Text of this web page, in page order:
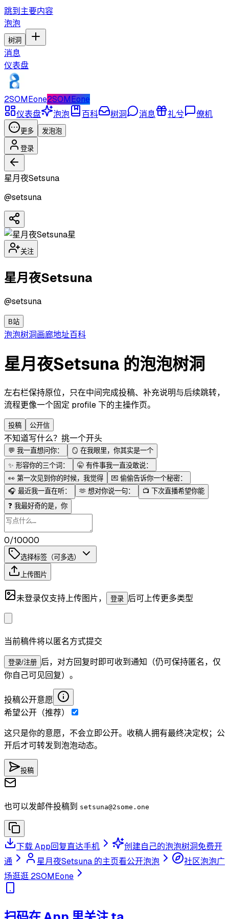
跳到主要内容
泡泡
树洞
消息
仪表盘
2SOMEone2SOMEone
仪表盘
泡泡 百科 树洞 消息 礼兮 僚机
更多 发泡泡
登录
星月夜Setsuna
@setsuna
星
关注
星月夜Setsuna
@setsuna
B站
泡泡树洞画廊地址百科
星月夜Setsuna 的泡泡树洞
左右栏保持原位，只在中间完成投稿、补充说明与后续跳转，
流程更像一个固定 profile 下的主操作页。
投稿 公开信
不知道写什么？挑一个开头
💬 我一直想问你： 🪞 在我眼里，你其实是一个
✨ 形容你的三个词： 🤫 有件事我一直没敢说：
👀 第一次见到你的时候，我觉得 💌 偷偷告诉你一个秘密：
🎧 最近我一直在听： 🫶 想对你说一句： 📺 下次直播希望你能
❓ 我最好奇的是，你
0/10000
选择标签（可多选）
上传图片
未登录仅支持上传图片， 登录 后可上传更多类型
当前稿件将以匿名方式提交
登录/注册 后，对方回复时即可收到通知（仍可保持匿名，仅
你自己可见回复）。
投稿公开意愿
希望公开（推荐）
这只是你的意愿，不会立即公开。收稿人拥有最终决定权；公
开后才可转发到泡泡动态。
投稿
也可以发邮件投稿到 setsuna@2some.one
下载 App回复直达手机 创建自己的泡泡树洞免费开
通
星月夜Setsuna 的主页看公开泡泡
社区泡泡广
场逛逛 2SOMEone